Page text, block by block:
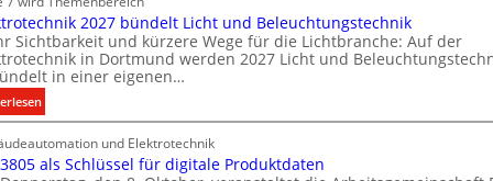
i
l
i
e
w
i
r
o
n
m
t
S
y
i
k
a
t
i
o
n
m
n
C
l
i
p
f
r
a
2027 bündelt Licht und Beleuchtungstechnik
Sichtbarkeit und kürzere Wege für die Lichtbranche: Auf der
in Dortmund werden 2027 Licht und
in einer eigenen…
:
E
l
e
und Elektrotechnik
als Schlüssel für digitale Produktdaten